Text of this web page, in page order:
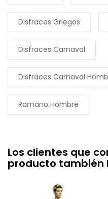
Disfraces Griegos
Disfraces Carnaval
Disfraces Carnaval
Romano Hombre
Los clientes que
producto también